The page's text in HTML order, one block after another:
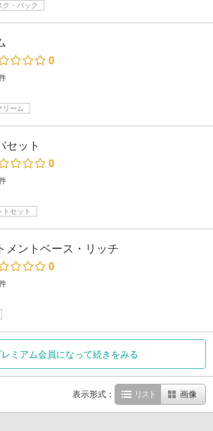
ク・パック
0
リーム
セット
0
トセット
メントベース・リッチ
0
レミアム会員になって続きをみる
表示形式： リスト 画像